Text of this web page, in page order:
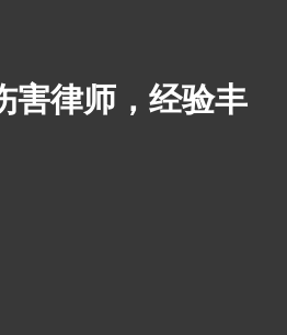
害律师，经验丰